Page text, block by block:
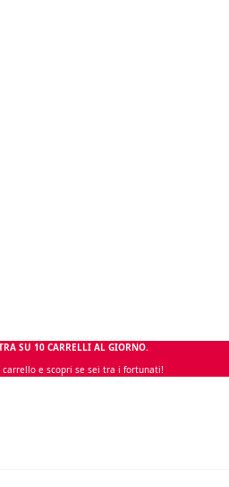
SU 10 CARRELLI AL GIORNO.
carrello e scopri se sei tra i fortunati!